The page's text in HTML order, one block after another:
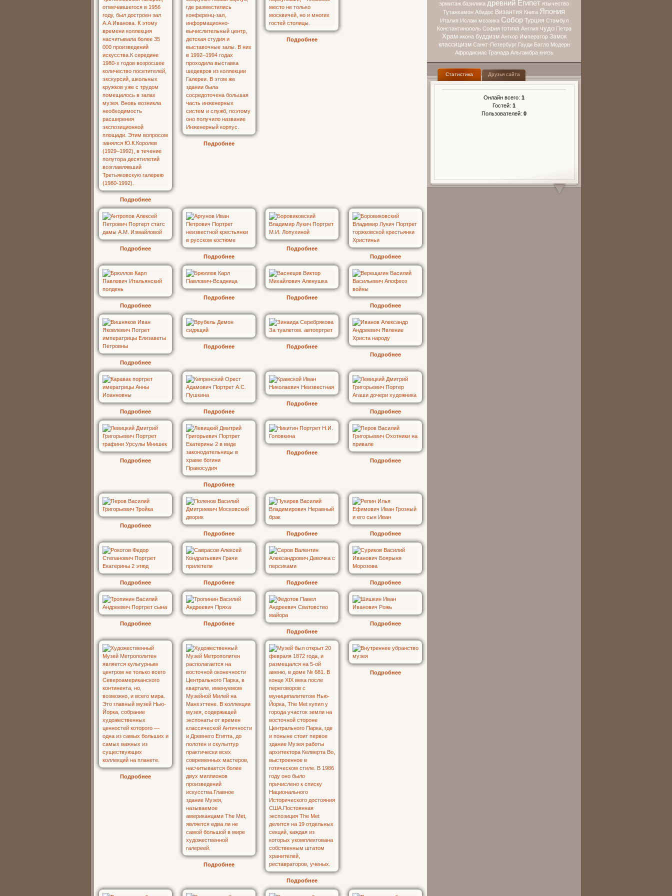
эрмитаж базилика древний Египет язычество
Тутанхамон Абидос Византия Книга Япония
Италия Ислам мозаика Собор Турция Стамбул
Константинополь София готика Англия чудо Петра
Храм икона буддизм Ангкор Император Замок
классицизм Санкт-Петербург Гауди Батло Модерн
Афродисиас Гранада Альгамбра князь
Статистика Друзья сайта
Онлайн всего: 1
Гостей: 1
Пользователей: 0
Подробнее
Подробнее
Подробнее
Подробнее
Подробнее
Подробнее
Подробнее
Подробнее
Подробнее
Подробнее
Подробнее
Подробнее
Подробнее
Подробнее
Подробнее
Подробнее Подробнее
Подробнее
Подробнее
Подробнее
Подробнее
Подробнее
Подробнее
Подробнее
Подробнее
Подробнее Подробнее
Подробнее Подробнее Подробнее Подробнее
Подробнее
Подробнее
Подробнее
Подробнее
Подробнее
Подробнее
Подробнее
Подробнее